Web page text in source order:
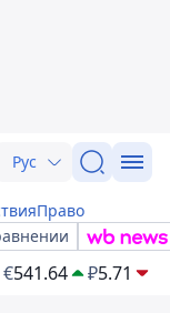
Рус
Право
€541.64 ₽5.71